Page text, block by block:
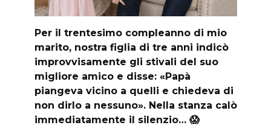
Per il trentesimo compleanno di mio
marito, nostra figlia di tre anni indicò
improvvisamente gli stivali del suo
migliore amico e disse: «Papà
piangeva vicino a quelli e chiedeva di
non dirlo a nessuno». Nella stanza calò
immediatamente il silenzio… 😱